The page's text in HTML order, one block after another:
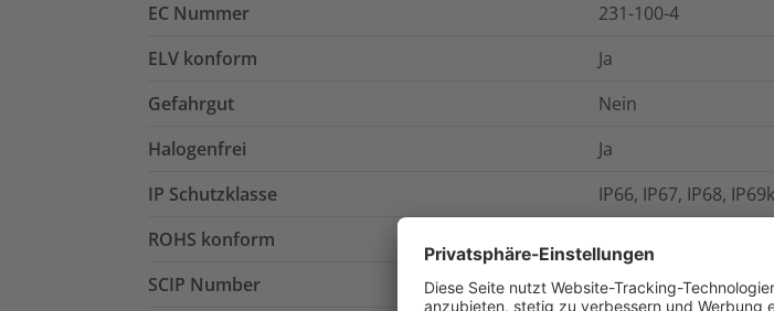
EC Nummer
231-100-4
ELV konform
Ja
Gefahrgut
Nein
Halogenfrei
Ja
IP Schutzklasse
IP66, IP67, IP68, IP69k
ROHS konform
SCIP Number
6e6589a0-7137-